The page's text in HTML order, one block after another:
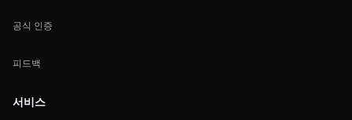
공식 인증
피드백
서비스